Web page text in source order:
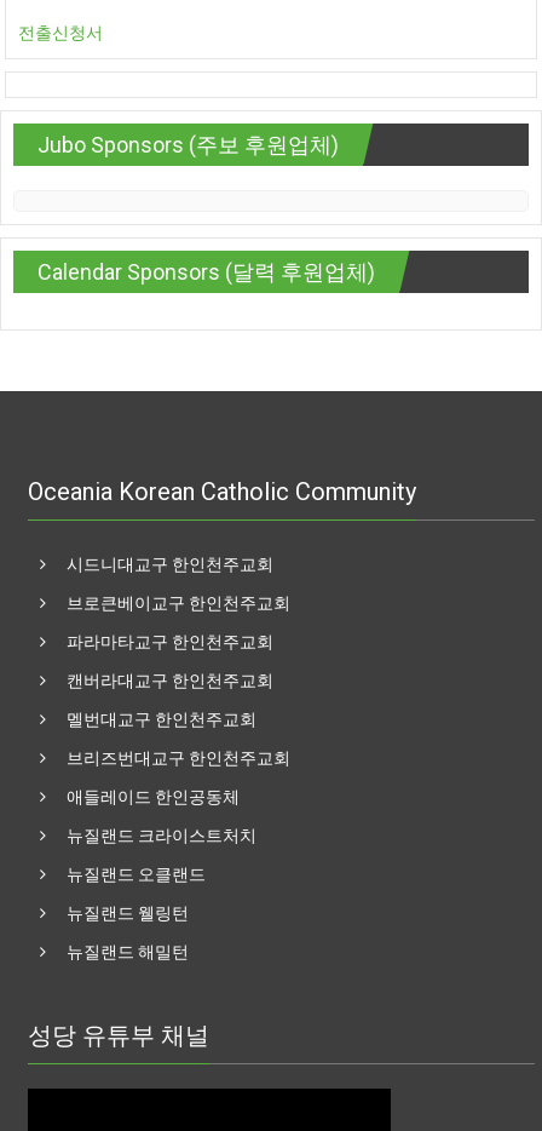
전출신청서
Jubo Sponsors (주보 후원업체)
Calendar Sponsors (달력 후원업체)
Oceania Korean Catholic Community
시드니대교구 한인천주교회
브로큰베이교구 한인천주교회
파라마타교구 한인천주교회
캔버라대교구 한인천주교회
멜번대교구 한인천주교회
브리즈번대교구 한인천주교회
애들레이드 한인공동체
뉴질랜드 크라이스트처치
뉴질랜드 오클랜드
뉴질랜드 웰링턴
뉴질랜드 해밀턴
성당 유튜부 채널